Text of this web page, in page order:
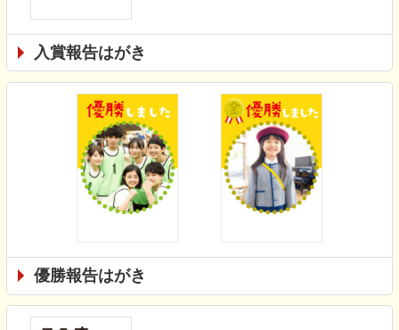
入賞報告はがき
優勝報告はがき